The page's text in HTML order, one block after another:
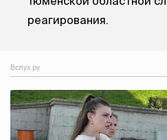
реагирования.
Вслух.ру